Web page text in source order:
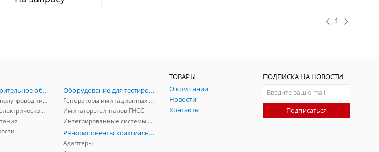
1
Электроизмерительное оборудование
Анализаторы полупроводников
Анализаторы электрической мощности
Оборудование для тестирования и симуляции ГНСС
Генераторы имитационных и заградительных помех
Имитаторы сигналов ГНСС
Интегрированные системы защиты от ГНСС-помех
РЧ-компоненты коаксиальные
Адаптеры
ТОВАРЫ
О компании
Новости
Контакты
ПОДПИСКА НА НОВОСТИ
Подписаться